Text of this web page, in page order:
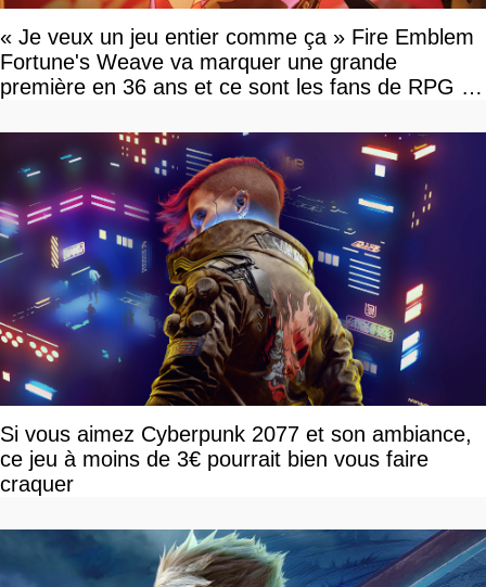
« Je veux un jeu entier comme ça » Fire Emblem
Fortune's Weave va marquer une grande
première en 36 ans et ce sont les fans de RPG en
Si vous aimez Cyberpunk 2077 et son ambiance,
ce jeu à moins de 3€ pourrait bien vous faire
craquer